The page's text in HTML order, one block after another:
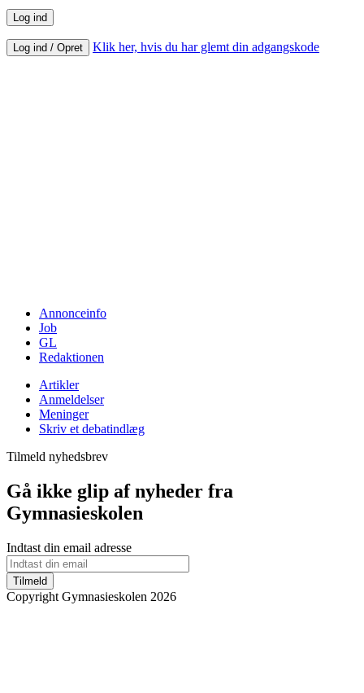
Log ind / Opret Klik her, hvis du har glemt din adgangskode
Annonceinfo
Job
GL
Redaktionen
Artikler
Anmeldelser
Meninger
Skriv et debatindlæg
Tilmeld nyhedsbrev
Gå ikke glip af nyheder fra
Gymnasieskolen
Indtast din email adresse
Tilmeld
Copyright Gymnasieskolen 2026